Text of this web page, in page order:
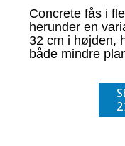
Concrete fås i
herunder en
32 cm i højden,
både mindre